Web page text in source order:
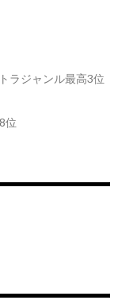
ラジャンル最高3位
位